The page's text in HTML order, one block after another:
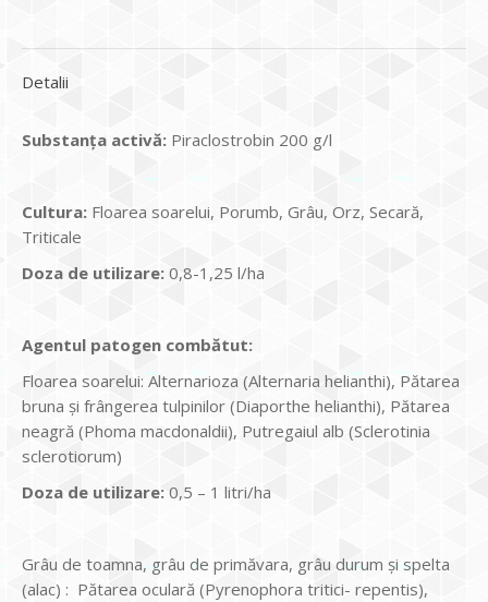
Detalii
Substanța activă: Piraclostrobin 200 g/l
Cultura: Floarea soarelui, Porumb, Grâu, Orz, Secară,
Triticale
Doza de utilizare: 0,8-1,25 l/ha
Agentul patogen combătut:
Floarea soarelui: Alternarioza (Alternaria helianthi), Pătarea
bruna și frângerea tulpinilor (Diaporthe helianthi), Pătarea
neagră (Phoma macdonaldii), Putregaiul alb (Sclerotinia
sclerotiorum)
Doza de utilizare: 0,5 – 1 litri/ha
Grâu de toamna, grâu de primăvara, grâu durum și spelta
(alac) : Pătarea oculară (Pyrenophora tritici- repentis),